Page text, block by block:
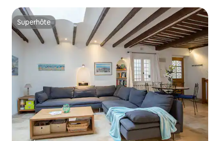
Superhôte
Superhôte